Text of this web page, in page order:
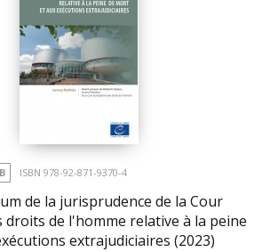
ISBN 978-92-871-9370-4
de la jurisprudence de la Cour
droits de l'homme relative à la peine
extrajudiciaires (2023)